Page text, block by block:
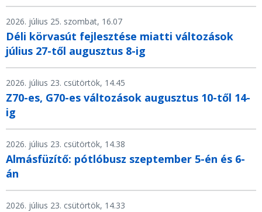
2026. július 25. szombat, 16.07
Déli körvasút fejlesztése miatti változások
július 27-től augusztus 8-ig
2026. július 23. csütörtök, 14.45
Z70-es, G70-es változások augusztus 10-től 14-
ig
2026. július 23. csütörtök, 14.38
Almásfüzítő: pótlóbusz szeptember 5-én és 6-
án
2026. július 23. csütörtök, 14.33